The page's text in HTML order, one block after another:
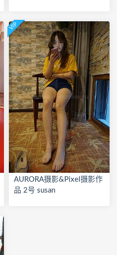
VIP
AURORA摄影&Pixel摄影作
品 2号 susan